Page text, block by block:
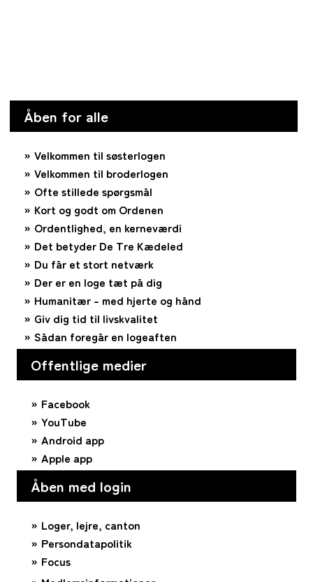
Åben for alle
Velkommen til søsterlogen
Velkommen til broderlogen
Ofte stillede spørgsmål
Kort og godt om Ordenen
Ordentlighed, en kerneværdi
Det betyder De Tre Kædeled
Du får et stort netværk
Der er en loge tæt på dig
Humanitær – med hjerte og hånd
Giv dig tid til livskvalitet
Sådan foregår en logeaften
Offentlige medier
Facebook
YouTube
Android app
Apple app
Åben med login
Loger, lejre, canton
Persondatapolitik
Focus